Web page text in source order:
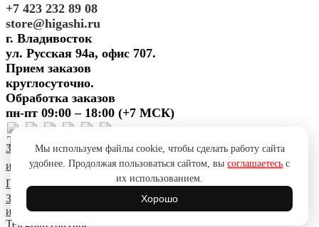
+7 423 232 89 08
store@higashi.ru
г. Владивосток
ул. Русская 94а, офис 707.
Прием заказов
круглосуточно.
Обработка заказов
пн-пт 09:00 – 18:00 (+7 МСК)
Задать вопросПредложить
идеюПоблагодаритьПожаловаться Сообщить об ошибке
Политика конфиденциальностиСогласие на обработку ПД
Задать вопрос
идеюПоблагодаритьПожаловатьсяСообщить об ошибке
TelegramYouTube
Мы используем файлы cookie, чтобы сделать работу сайта
удобнее. Продолжая пользоваться сайтом, вы соглашаетесь с
их использованием.
Хорошо